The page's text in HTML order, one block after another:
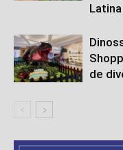
Latina
de